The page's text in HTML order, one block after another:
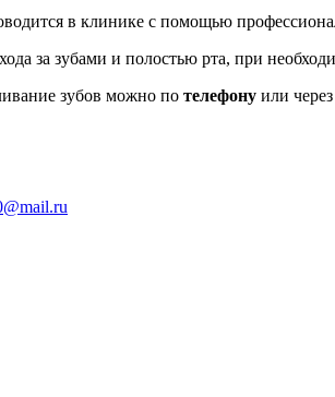
в клинике с помощью
за зубами и полостью рта, при
зубов можно по телефону или через